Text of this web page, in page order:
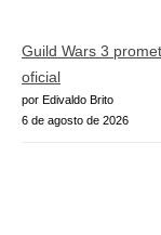
Guild Wars 3
oficial
por Edivaldo Brito
6 de agosto de 2026